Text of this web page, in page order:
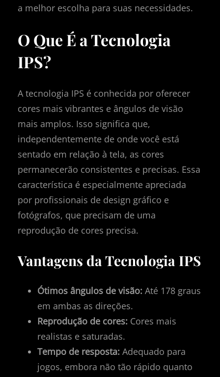
a melhor escolha para suas necessidades.
O Que É a Tecnologia
IPS?
A tecnologia IPS é conhecida por oferecer
cores mais vibrantes e ângulos de visão
mais amplos. Isso significa que,
independentemente de onde você está
sentado em relação à tela, as cores
permanecerão consistentes e precisas. Essa
característica é especialmente apreciada
por profissionais de design gráfico e
fotógrafos, que precisam de uma
reprodução de cores precisa.
Vantagens da Tecnologia IPS
Ótimos ângulos de visão: Até 178 graus
em ambas as direções.
Reprodução de cores: Cores mais
realistas e saturadas.
Tempo de resposta: Adequado para
jogos, embora não tão rápido quanto